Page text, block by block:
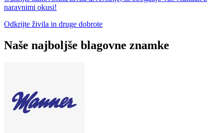
naravnimi okusi!
Odkrijte živila in druge dobrote
Naše najboljše blagovne znamke